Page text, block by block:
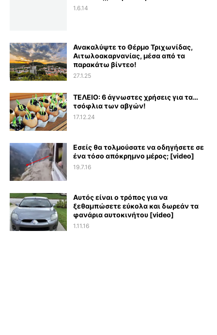
1.6.14
Ανακαλύψτε το Θέρμο Τριχωνίδας,
Αιτωλοακαρνανίας, μέσα από τα
παρακάτω βίντεο!
27.1.25
ΤΕΛΕΙΟ: 6 άγνωστες χρήσεις για τα…
τσόφλια των αβγών!
17.12.24
Εσείς θα τολμούσατε να οδηγήσετε σε
ένα τόσο απόκρημνο μέρος; [video]
19.7.16
Αυτός είναι ο τρόπος για να
ξεθαμπώσετε εύκολα και δωρεάν τα
φανάρια αυτοκινήτου [video]
1.11.16